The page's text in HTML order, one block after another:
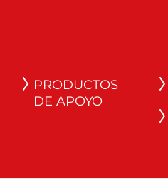
PRODUCTOS
DE APOYO